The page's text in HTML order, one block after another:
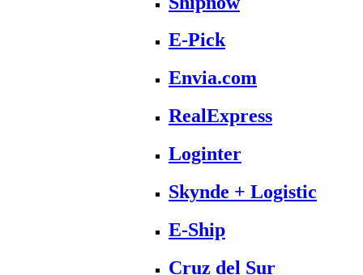
E-Pick
Envia.com
RealExpress
Loginter
Skynde + Logistic
E-Ship
Cruz del Sur